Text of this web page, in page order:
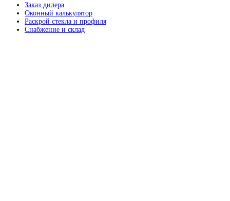
Заказ дилера
Оконный калькулятор
Раскрой стекла и профиля
Снабжение и склад